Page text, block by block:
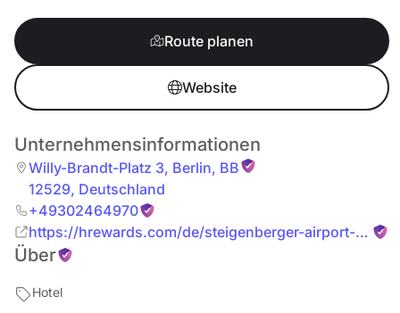
Route planen
Website
Unternehmensinformationen
Willy-Brandt-Platz 3, Berlin, BB
12529, Deutschland
+49302464970
https://hrewards.com/de/steigenberger-airport-
hotel-berlin?
Über
Hotel